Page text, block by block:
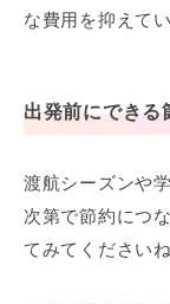
な費用を抑えて
出発前にできる
渡航シーズンや
次第で節約につ
てみてくださいね